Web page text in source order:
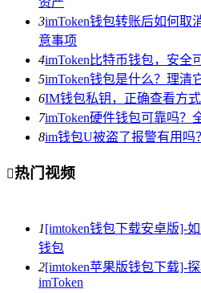
3imToken钱包转账后如何取
意事项
4imToken比特币钱包，安全
5imToken钱包是什么？理清
6IM钱包私钥，正确查看方
7imToken硬件钱包可靠吗？
8im钱包U被盗了报警有用吗
热门视频
1[imtoken钱包下载安卓版]-
钱包
2[imtoken苹果版钱包下载]-
imToken